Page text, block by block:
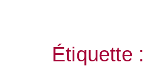
Étiquette :